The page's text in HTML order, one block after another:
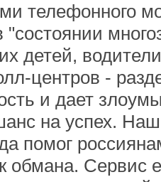
телефонного
детей,
центров -
и дает
на успех.
помог
Сервис